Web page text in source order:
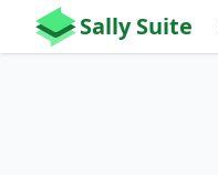
Sally Suite